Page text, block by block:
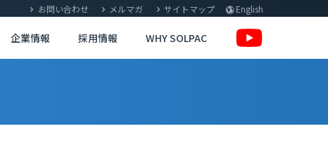
お問い合わせ メルマガ サイトマップ English
企業情報 採用情報 WHY SOLPAC